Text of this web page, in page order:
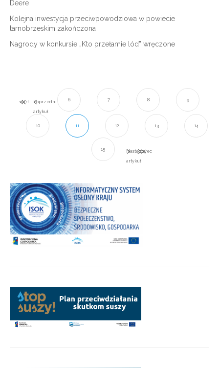
Deere
Kolejna inwestycja przeciwpowodziowa w powiecie
tarnobrzeskim zakończona
Nagrody w konkursie „Kto przełamie lód” wręczone
start
Poprzedni
artykuł
6 7 8 9
10 11 12 13 14
15
Następny
artykuł
koniec